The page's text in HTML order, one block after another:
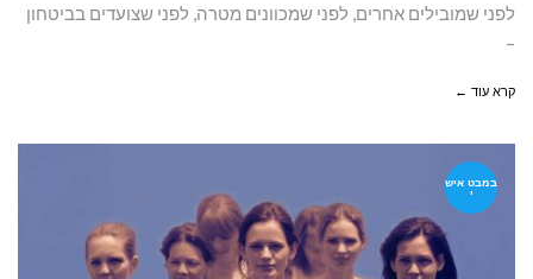
לפני שמובילים אחרים, לפני שמכוונים מטרה, לפני שצועדים בביטחון
–
קרא עוד ←
במבט איש
י